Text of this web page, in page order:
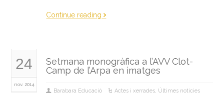
Continue reading
24
nov. 2014
Setmana monogràfica a l’AVV Clot-
Camp de l’Arpa en imatges
Barabara Educació Actes i xerrades, Últimes noticies